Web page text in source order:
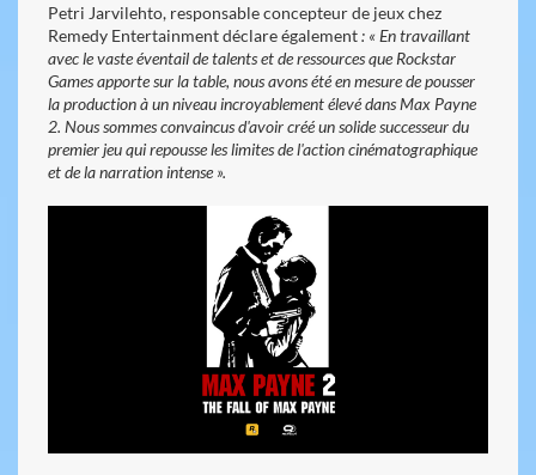
Petri Jarvilehto, responsable concepteur de jeux chez
Remedy Entertainment déclare également: « En travaillant
avec le vaste éventail de talents et de ressources que Rockstar
Games apporte sur la table, nous avons été en mesure de pousser
la production à un niveau incroyablement élevé dans Max Payne
2. Nous sommes convaincus d'avoir créé un solide successeur du
premier jeu qui repousse les limites de l'action cinématographique
et de la narration intense ».